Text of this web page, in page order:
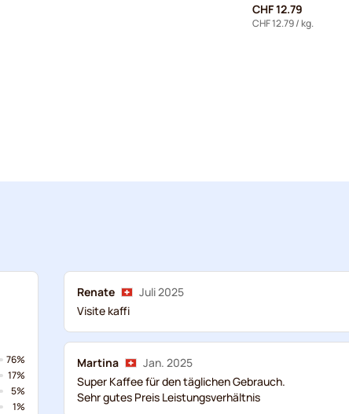
CHF 12.79
CHF 12.79/ kg.
76%
17%
5%
1%
Renate
Juli 2025
Visite kaffi
Martina
Jan. 2025
Super Kaffee für den täglichen Gebrauch.
Sehr gutes Preis Leistungsverhältnis